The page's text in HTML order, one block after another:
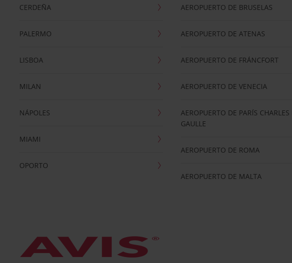
CERDEÑA
PALERMO
LISBOA
MILAN
NÁPOLES
MIAMI
OPORTO
AEROPUERTO DE BRUSELAS
AEROPUERTO DE ATENAS
AEROPUERTO DE FRÁNCFORT
AEROPUERTO DE VENECIA
AEROPUERTO DE PARÍS CHARLES
GAULLE
AEROPUERTO DE ROMA
AEROPUERTO DE MALTA